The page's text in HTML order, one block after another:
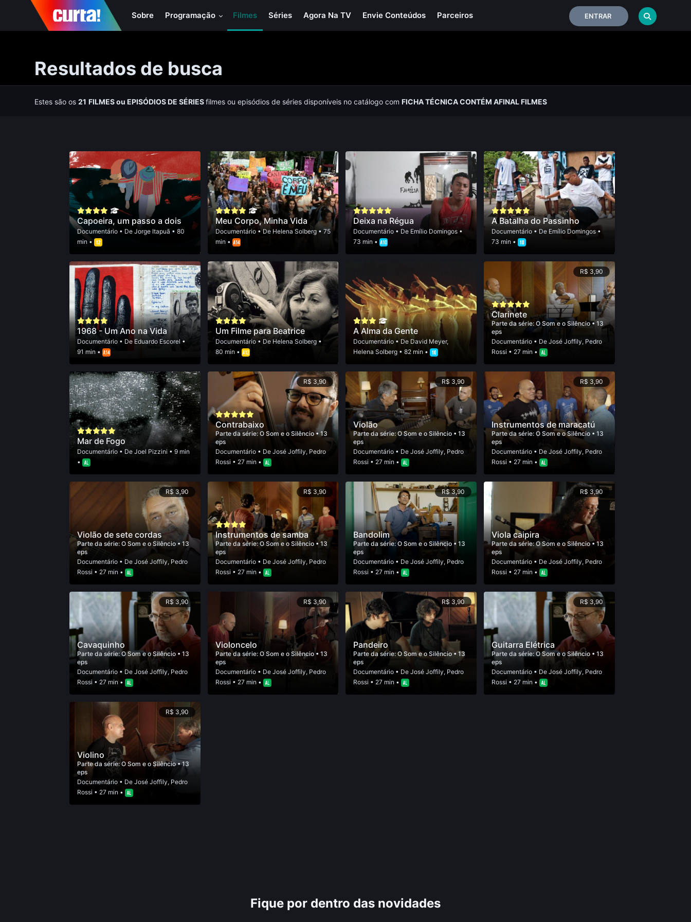
Sobre Programação Filmes Séries Agora Na TV Envie Conteúdos Parceiros ENTRAR
Resultados de busca
Estes são os21 FILMESou EPISÓDIOS DE SÉRIESfilmes ou episódios de séries disponíveis no catálogo comFICHA TÉCNICA CONTÉM AFINAL FILMES
Capoeira, um passo a dois
Documentário• De Jorge Itapuã • 80
min •
Meu Corpo, Minha Vida
Documentário• De Helena Solberg• 75
min •
Deixa na Régua
Documentário • De Emí­lio Domingos •
73 min •
A Batalha do Passinho
Documentário • De Emí­lio Domingos •
73 min •
1968 - Um Ano na Vida
Documentário• De Eduardo Escorel •
91 min •
Um Filme para Beatrice
Documentário• De Helena Solberg•
80 min •
A Alma da Gente
Documentário • De David Meyer,
Helena Solberg • 82 min •
R$ 3,90
Clarinete
Parte da série:O Som e o Silêncio• 13
eps
Documentário • DeJosé Joffily, Pedro
Rossi • 27 min •
Mar de Fogo
Documentário• De Joel Pizzini • 9 min
•
R$ 3,90
Contrabaixo
Parte da série: O Som e o Silêncio • 13
eps
Documentário• De José Joffily, Pedro
Rossi • 27 min •
R$ 3,90
Violão
Parte da série:O Som e o Silêncio • 13
eps
Documentário • DeJosé Joffily, Pedro
Rossi • 27 min •
R$ 3,90
Instrumentos de maracatú
Parte da série:O Som e o Silêncio • 13
eps
Documentário • DeJosé Joffily, Pedro
Rossi • 27 min •
R$ 3,90
Violão de sete cordas
Parte da série: O Som e o Silêncio • 13
eps
Documentário• De José Joffily, Pedro
Rossi • 27 min •
R$ 3,90
Instrumentos de samba
Parte da série:O Som e o Silêncio • 13
eps
Documentário• De José Joffily, Pedro
Rossi • 27 min •
R$ 3,90
Bandolim
Parte da série:O Som e o Silêncio • 13
eps
Documentário • DeJosé Joffily, Pedro
Rossi • 27 min •
R$ 3,90
Viola caipira
Parte da série:O Som e o Silêncio• 13
eps
Documentário • DeJosé Joffily, Pedro
Rossi • 27 min •
R$ 3,90
Cavaquinho
Parte da série: O Som e o Silêncio • 13
eps
Documentário• De José Joffily, Pedro
Rossi • 27 min •
R$ 3,90
Violoncelo
Parte da série: O Som e o Silêncio• 13
eps
Documentário• De José Joffily, Pedro
Rossi • 27 min •
R$ 3,90
Pandeiro
Parte da série:O Som e o Silêncio • 13
eps
Documentário • DeJosé Joffily, Pedro
Rossi • 27 min •
R$ 3,90
Guitarra Elétrica
Parte da série:O Som e o Silêncio • 13
eps
Documentário • DeJosé Joffily, Pedro
Rossi • 27 min •
R$ 3,90
Violino
Parte da série:O Som e o Silêncio• 13
eps
Documentário• De José Joffily, Pedro
Rossi • 27 min •
Fique por dentro das novidades